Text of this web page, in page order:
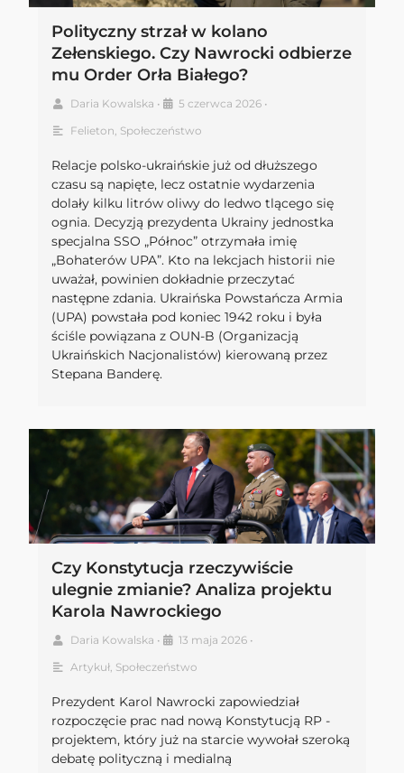
Polityczny strzał w kolano
Zełenskiego. Czy Nawrocki odbierze
mu Order Orła Białego?
Daria Kowalska • 5 czerwca 2026 •
Felieton Społeczeństwo
Relacje polsko-ukraińskie już od dłuższego
czasu są napięte, lecz ostatnie wydarzenia
dolały kilku litrów oliwy do ledwo tlącego się
ognia. Decyzją prezydenta Ukrainy jednostka
specjalna SSO „Północ” otrzymała imię
„Bohaterów UPA”. Kto na lekcjach historii nie
uważał, powinien dokładnie przeczytać
następne zdania. Ukraińska Powstańcza Armia
(UPA) powstała pod koniec 1942 roku i była
ściśle powiązana z OUN-B (Organizacją
Ukraińskich Nacjonalistów) kierowaną przez
Stepana Banderę.
Czy Konstytucja rzeczywiście
ulegnie zmianie? Analiza projektu
Karola Nawrockiego
Daria Kowalska • 13 maja 2026 •
Artykuł, Społeczeństwo
Prezydent Karol Nawrocki zapowiedział
rozpoczęcie prac nad nową Konstytucją RP -
projektem, który już na starcie wywołał szeroką
debatę polityczną i medialną